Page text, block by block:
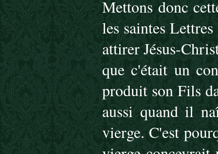
Mettons donc
les saintes
attirer Jésus-
que c'était un
produit son Fils
aussi quand il
vierge. C'est